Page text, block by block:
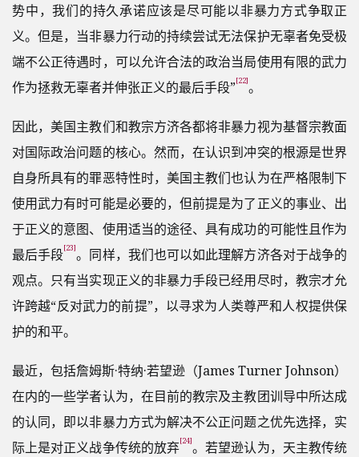
势中，我们的持久承诺应该是尽可能以非暴力方式争取正
义。但是，当非暴力行动的持续尝试无法保护无辜者免受极
端不公正待遇时，可以允许合法的政治当局使用有限的武力
作为拯救无辜者并伸张正义的最后手段”[22]。
因此，美国主教们和教宗方济各都将非暴力视为基督宗教面
对国际政治问题的核心。然而，在认识到冲突的根源是世界
自身所具有的罪恶特性时，美国主教们也认为在严格限制下
使用武力有时可能是必要的，但前提是为了正义的事业、出
于正义的意图、使用适当的途径、具有成功的可能性且作为
最后手段[23]。同样，我们也可以如此理解方济各对于战争的
观点。只有当实现正义的非暴力手段已经用尽时，教宗才允
许跨越“反对武力的前提”，以寻求为人类尊严和人权提供保
护的和平。
最近，包括詹姆斯·特纳·若望逊（James Turner Johnson）
在内的一些学者认为，在目前的教宗及主教团训导中所达成
的认同，即以非暴力方式为解决不公正问题之优先选择，实
际上是对正义战争传统的放弃[24]。若望逊认为，天主教传统